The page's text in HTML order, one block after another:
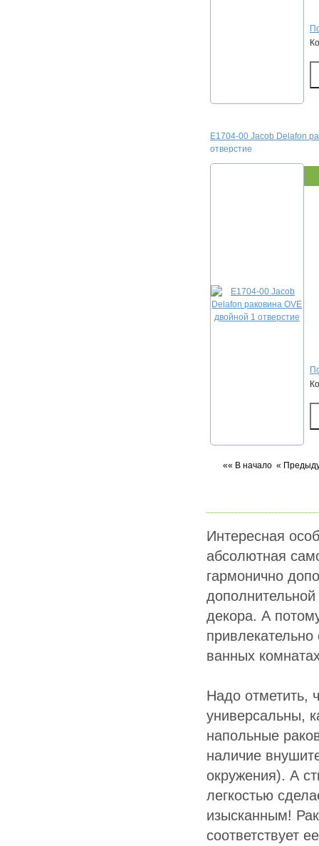
E1704-00 Jacob Delafon
отверстие
«« В начало «
Интересная
абсолютная
гармонично
декора. А
ванных
Надо отметить,
универсальны,
напольные
наличие
окружения). А
легкостью
изысканным!
соответствует